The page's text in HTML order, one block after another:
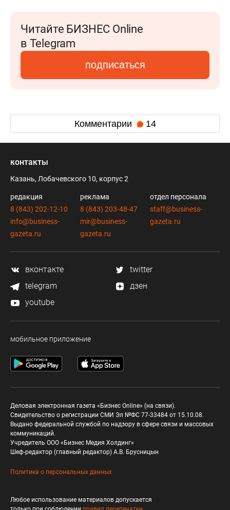
Читайте БИЗНЕС Online
в Telegram
подписаться
Комментарии 14
контакты
Казань, Лобачевского 10, корпус 2
редакция
8 (843) 202-12-10
info@business-
gazeta.ru
реклама
8 (843) 203-48-47
mir@business-
gazeta.ru
отдел персонала
staff@business-
gazeta.ru
вконтакте
twitter
telegram
дзен
youtube
мобильное приложение
Деловая электронная газета «Бизнес Online» (на связи).
Свидетельство о регистрации СМИ Эл №ФС 77-33484 от 15.10.08.
Выдано федеральной службой по надзору в сфере связи и массовых
коммуникаций.
Учредитель ООО «Бизнес Медия Холдинг»
Шеф-редактор (главный редактор) А.В. Брусницын
Политика о персональных данных
Любое использование материалов допускается